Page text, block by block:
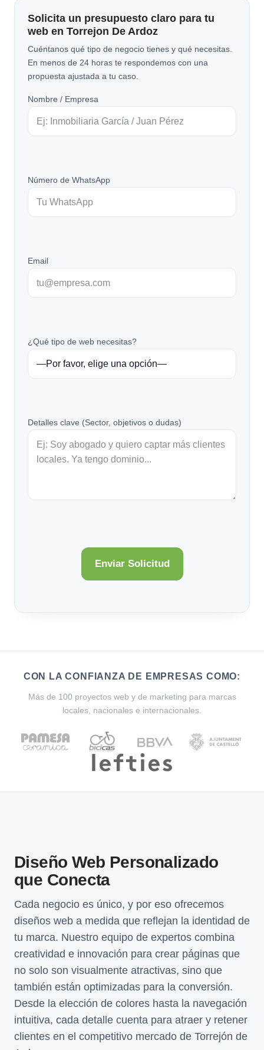
Solicita un presupuesto claro para tu
web en Torrejon De Ardoz
Cuéntanos qué tipo de negocio tienes y qué necesitas.
En menos de 24 horas te respondemos con una
propuesta ajustada a tu caso.
Nombre / Empresa
Número de WhatsApp
Email
¿Qué tipo de web necesitas?
Detalles clave (Sector, objetivos o dudas)
CON LA CONFIANZA DE EMPRESAS COMO:
Más de 100 proyectos web y de marketing para marcas
locales, nacionales e internacionales.
Diseño Web Personalizado
que Conecta
Cada negocio es único, y por eso ofrecemos
diseños web a medida que reflejan la identidad de
tu marca. Nuestro equipo de expertos combina
creatividad e innovación para crear páginas que
no solo son visualmente atractivas, sino que
también están optimizadas para la conversión.
Desde la elección de colores hasta la navegación
intuitiva, cada detalle cuenta para atraer y retener
clientes en el competitivo mercado de Torrejón de